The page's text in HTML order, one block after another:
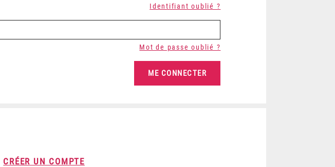
Identifiant oublié ?
Mot de passe oublié ?
CRÉER UN COMPTE